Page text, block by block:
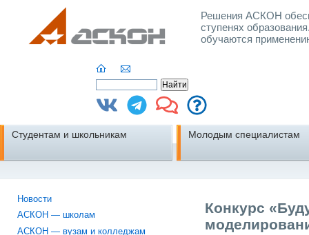
Решения АСКОН
ступенях
обучаются
Студентам и школьникам Молодым специалистам
Новости
АСКОН — школам
АСКОН — вузам и колледжам
Конкурс